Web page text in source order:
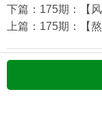
下篇：175期：【
上篇：175期：【